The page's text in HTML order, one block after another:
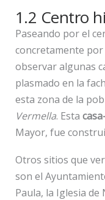
1.2 Centro
Paseando por el
concretamente por
observar algunas
plasmado en la
esta zona de la
Vermella. Esta
Mayor, fue
Otros sitios que
son el
Paula, la Iglesia